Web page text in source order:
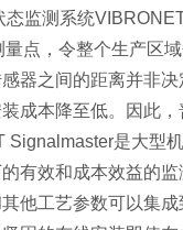
态监测系统
点，令整个生产区
器之间的距离并非
成本降至低。因此
Signalmaster是大型
有效和成本效益的
他工艺参数可以集